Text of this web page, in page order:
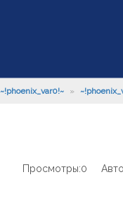
~!phoenix_var0!~ »
Просмотры:0